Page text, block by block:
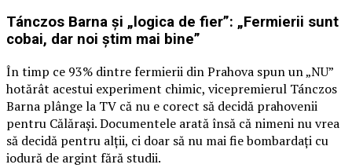
Tánczos Barna și „logica de fier”: „Fermierii sunt
cobai, dar noi știm mai bine”
În timp ce 93% dintre fermierii din Prahova spun un „NU”
hotărât acestui experiment chimic, vicepremierul Tánczos
Barna plânge la TV că nu e corect să decidă prahovenii
pentru Călărași. Documentele arată însă că nimeni nu vrea
să decidă pentru alții, ci doar să nu mai fie bombardați cu
iodură de argint fără studii.